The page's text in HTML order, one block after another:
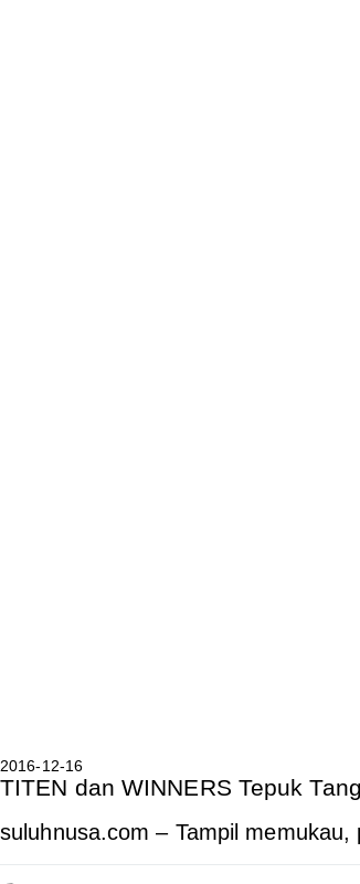
2016-12-16
TITEN dan WINNERS Tepuk
suluhnusa.com – Tampil